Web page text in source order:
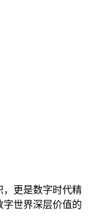
，更是数字时代精
字世界深层价值的